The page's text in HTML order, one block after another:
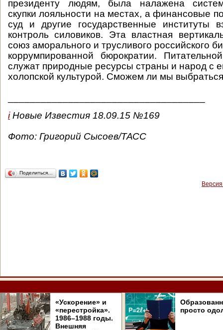
президенту людям, была налажена
скупки лояльности на местах, а финансовые
суд и другие государственные институты
контроль силовиков. Эта властная
союз аморального и трусливого российского
коррумпированной бюрократии.
служат природные ресурсы страны и народ с
холопской культурой. Сможем ли мы
iНовые Известия 18.09.15 №169
Фото: Григорий Сысоев/ТАСС
Поделиться…
«Ускорение» и
«перестройка».
1986–1988 годы.
Внешняя
просто